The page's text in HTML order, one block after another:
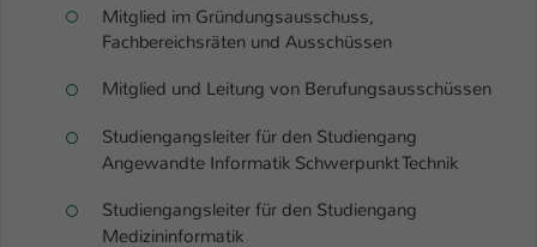
Mitglied im Gründungsausschuss,
Fachbereichsräten und Ausschüssen
Mitglied und Leitung von Berufungsausschüssen
Studiengangsleiter für den Studiengang
Angewandte Informatik Schwerpunkt Technik
Studiengangsleiter für den Studiengang
Medizininformatik
Name fe_typo_user / PHPSESSID
Dieses Cookie ist ein Standard-Session-
eines Intranet-Logins die Session-ID. So